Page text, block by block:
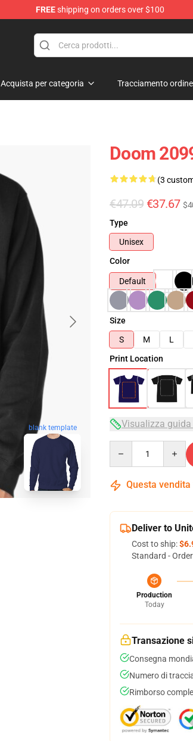
FREEshipping on orders over $100
Acquista per categoria Tracciamento ordine
blank template
Doom
(3
€47.09 €37.67
Type
Unisex
Color
Default
Size
S
M L
Print Location
Visualizza
Questa
Deliver to
Cost to ship:
Standard -
Production
Today
Transazione
Consegna
Numero di
Rimborso